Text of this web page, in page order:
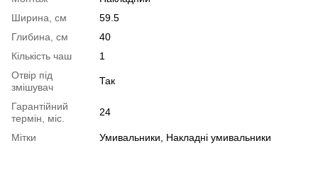
Ширина, см
59.5
Глибина, см
40
Кількість чаш
1
Отвір під
змішувач
Так
Гарантійний
термін, міс.
24
Мітки Умивальники Накладні умивальники